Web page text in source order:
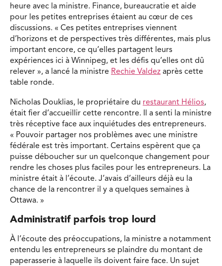
heure avec la ministre. Finance, bureaucratie et aide
pour les petites entreprises étaient au cœur de ces
discussions. « Ces petites entreprises viennent
d’horizons et de perspectives très différentes, mais plus
important encore, ce qu’elles partagent leurs
expériences ici à Winnipeg, et les défis qu’elles ont dû
relever », a lancé la ministre Rechie Valdez après cette
table ronde.
Nicholas Douklias, le propriétaire du restaurant Hélios,
était fier d’accueillir cette rencontre. Il a senti la ministre
très réceptive face aux inquiétudes des entrepreneurs.
« Pouvoir partager nos problèmes avec une ministre
fédérale est très important. Certains espèrent que ça
puisse déboucher sur un quelconque changement pour
rendre les choses plus faciles pour les entrepreneurs. La
ministre était à l’écoute. J’avais d’ailleurs déjà eu la
chance de la rencontrer il y a quelques semaines à
Ottawa. »
Administratif parfois trop lourd
À l’écoute des préoccupations, la ministre a notamment
entendu les entrepreneurs se plaindre du montant de
paperasserie à laquelle ils doivent faire face. Un sujet